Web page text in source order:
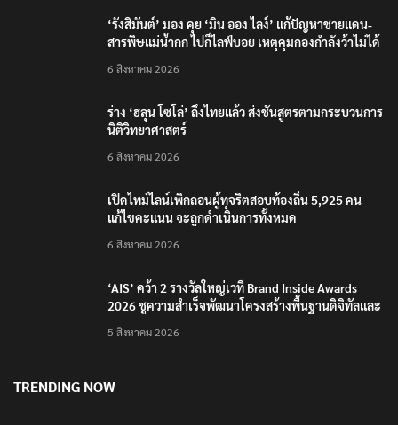
‘รังสิมันต์’ มอง คุย ‘มิน ออง ไลง์’ แก้ปัญหาชายแดน-
สารพิษแม่น้ำกก ไปก็ไลฟ์บอย เหตุคุมกองกำลังว้าไม่ได้
6 สิงหาคม 2026
ร่าง ‘ฮลุน โซโล่’ ถึงไทยแล้ว ส่งชันสูตรตามกระบวนการ
นิติวิทยาศาสตร์
6 สิงหาคม 2026
เปิดไทม์ไลน์เพิกถอนผู้ทุจริตสอบท้องถิ่น 5,925 คน
แก้ไขคะแนน จะถูกดำเนินการทั้งหมด
6 สิงหาคม 2026
‘AIS’ คว้า 2 รางวัลใหญ่เวที Brand Inside Awards
2026 ชูความสำเร็จพัฒนาโครงสร้างพื้นฐานดิจิทัลและ
5 สิงหาคม 2026
TRENDING NOW